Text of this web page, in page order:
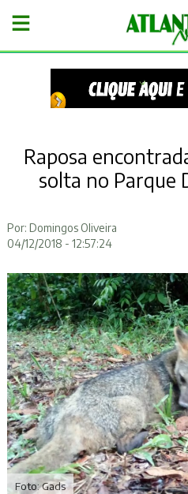
−
Raposa
solta no Parque
Por: Domingos Oliveira
04/12/2018 - 12:57:24
Foto: Gads